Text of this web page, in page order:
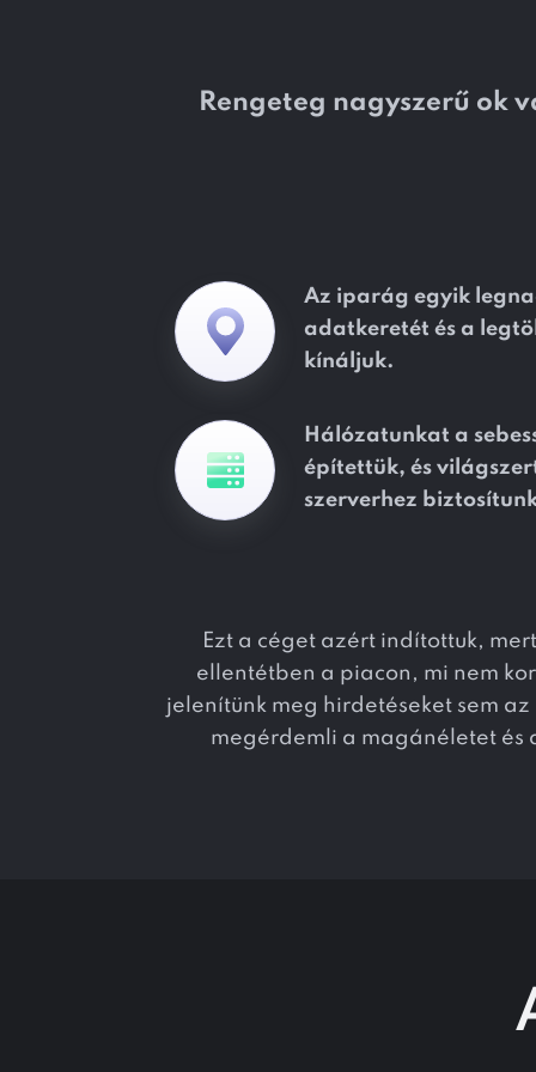
Rengeteg nagyszerű ok
Az iparág egyik
adatkeretét és a
kínáljuk.
Hálózatunkat a
építettük, és
szerverhez
Ezt a céget azért indítottuk,
ellentétben a piacon, mi nem
jelenítünk meg hirdetéseket sem
megérdemli a magánéletet és